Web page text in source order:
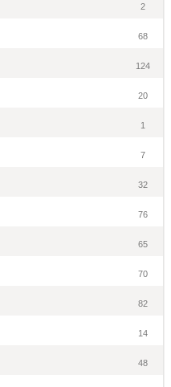
2
68
124
20
1
7
32
76
65
70
82
14
48